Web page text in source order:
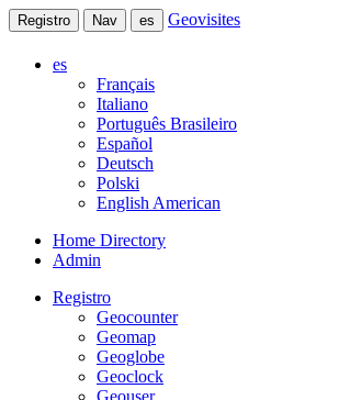
Registro Nav es Geovisites
es
Français
Italiano
Português Brasileiro
Español
Deutsch
Polski
English American
Home Directory
Admin
Registro
Geocounter
Geomap
Geoglobe
Geoclock